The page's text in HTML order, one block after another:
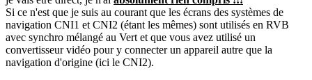
Si ce n'est que je suis au courant que les écrans des systèmes de
navigation CNI1 et CNI2 (étant les mêmes) sont utilisés en RVB
avec synchro mélangé au Vert et que vous avez utilisé un
convertisseur vidéo pour y connecter un appareil autre que la
navigation d'origine (ici le CNI2).